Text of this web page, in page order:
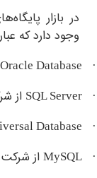
پایگاه‌های
که عبارتند از:
Oracleاز
SQLاز شرکت
Universal
از شرکت اوراکل